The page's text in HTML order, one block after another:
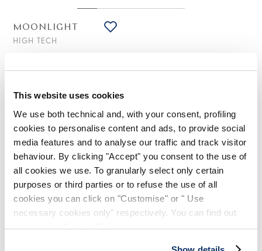
This website uses cookies
We use both technical and, with your consent, profiling
cookies to personalise content and ads, to provide social
media features and to analyse our traffic and track visitor
behaviour. By clicking "Accept" you consent to the use of
all cookies we use. To granularly select only certain
purposes or third parties or to refuse the use of all
cookies you can click on "Customise" or " Use
necessary cookies only" respectively. You can find out
more in ourCookie Policy.
MOONLIGHT
HIGH TECH
"Paintedramage"-Druck
(inklusive 20% Mwst.)
STILISTISCHE HINWEISE
luftiges und geschwungenes Ergebnis konstruiert, fängt das
Moonlight-Kleid die Leichtigkeit der Sommerabende ein. Hier
in der bedruckten Version, die sanfte Pastellpinselstriche